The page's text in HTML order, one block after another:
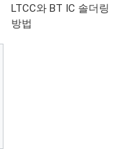
LTCC와 BT IC 솔더링
방법